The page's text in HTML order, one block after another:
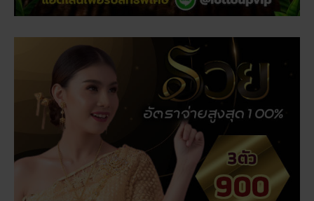
เรื่องที่คุณอาจสนใจ